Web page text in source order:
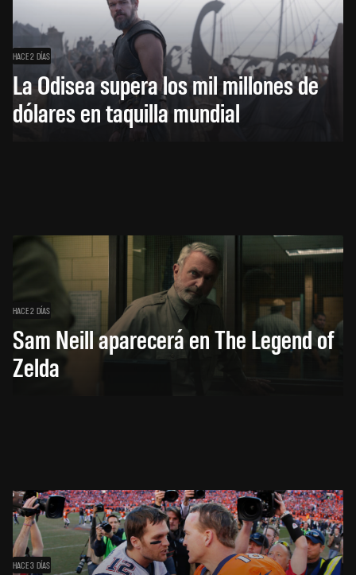
HACE 2 DÍAS
La Odisea supera los mil millones de
dólares en taquilla mundial
HACE 2 DÍAS
Sam Neill aparecerá en The Legend of
Zelda
HACE 3 DÍAS